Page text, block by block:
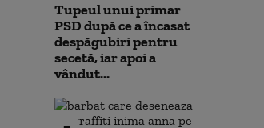
Tupeul unui primar
PSD după ce a încasat
despăgubiri pentru
secetă, iar apoi a
vândut...